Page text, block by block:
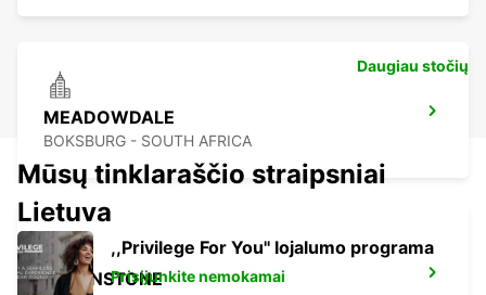
MEADOWDALE
BOKSBURG - SOUTH AFRICA
GREENSTONE
Daugiau stočių
Mūsų tinklaraščio straipsniai
Lietuva
,,Privilege For You'' lojalumo programa
Prisijunkite nemokamai